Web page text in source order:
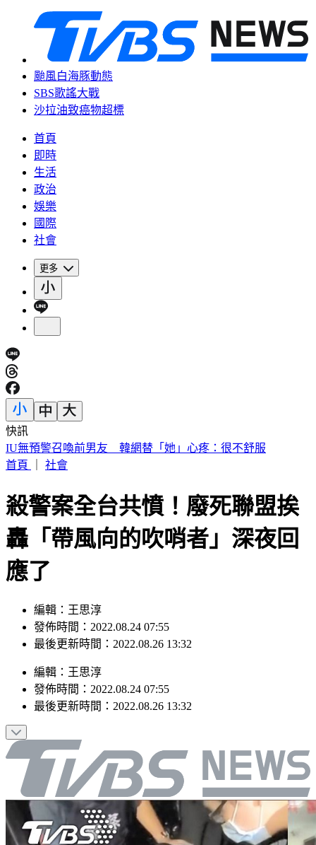
颱風白海豚動態
SBS歌謠大戰
沙拉油致癌物超標
首頁
即時
生活
政治
娛樂
國際
社會
更多
快訊
中國出入境新規將上路 陸委會曝「這類人」最危險
首頁
社會
殺警案全台共憤！廢死聯盟挨
轟「帶風向的吹哨者」深夜回
應了
編輯：王思淳
發佈時間：2022.08.24 07:55
最後更新時間：2022.08.26 13:32
編輯 ： 王思淳
發佈時間： 2022.08.24 07:55
最後更新時間： 2022.08.26 13:32